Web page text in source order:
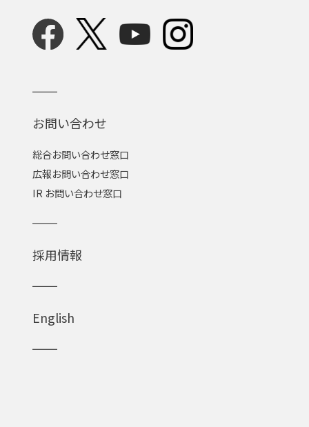
お問い合わせ
総合お問い合わせ窓口
広報お問い合わせ窓口
IR お問い合わせ窓口
採用情報
English